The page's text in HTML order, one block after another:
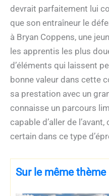
devrait parfaitement lui
que son entraîneur le
à Bryan Coppens, une
les apprentis les plus
d’éléments qui laissent
bonne valeur dans cette
sa prestation avec un
connaisse un parcours
capable d’aller de
certain dans ce type
Sur le même thème